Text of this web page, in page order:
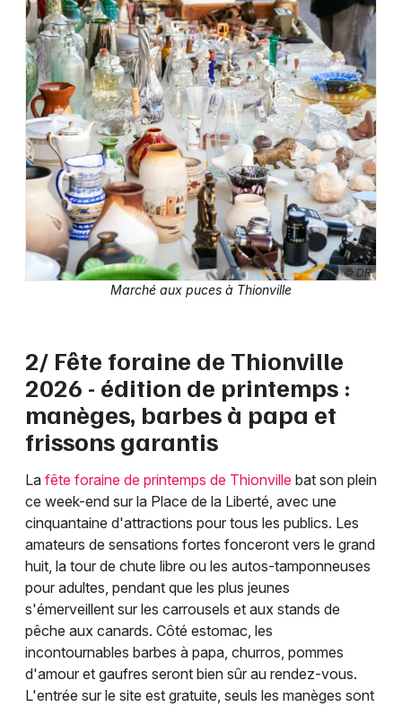
© DR
Marché aux puces à Thionville
2/ Fête foraine de Thionville
2026 - édition de printemps :
manèges, barbes à papa et
frissons garantis
La fête foraine de printemps de Thionville bat son plein
ce week-end sur la Place de la Liberté, avec une
cinquantaine d'attractions pour tous les publics. Les
amateurs de sensations fortes fonceront vers le grand
huit, la tour de chute libre ou les autos-tamponneuses
pour adultes, pendant que les plus jeunes
s'émerveillent sur les carrousels et aux stands de
pêche aux canards. Côté estomac, les
incontournables barbes à papa, churros, pommes
d'amour et gaufres seront bien sûr au rendez-vous.
L'entrée sur le site est gratuite, seuls les manèges sont